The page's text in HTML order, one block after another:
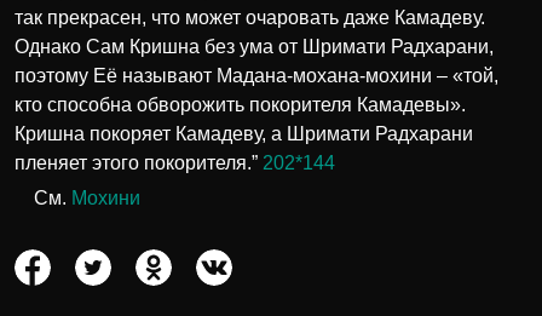
так прекрасен, что может очаровать даже Камадеву.
Однако Сам Кришна без ума от Шримати Радхарани,
поэтому Её называют Мадана-мохана-мохини – «той,
кто способна обворожить покорителя Камадевы».
Кришна покоряет Камадеву, а Шримати Радхарани
пленяет этого покорителя.” 202*144
См. Мохини